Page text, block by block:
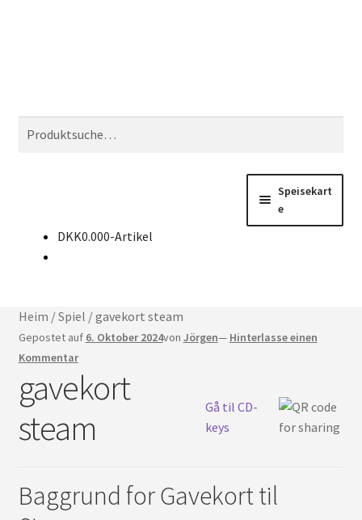
Speisekart
e
Kontakt
Deutsch
DKK0.000-Artikel
Heim /Spiel /gavekort steam
Gepostet auf 6. Oktober 2024von Jörgen— Hinterlasse einen
Kommentar
gavekort
steam
Gå til CD-
keys
Baggrund for Gavekort til